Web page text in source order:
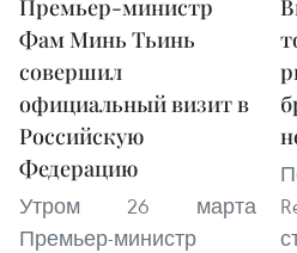
Премьер-министр
Фам Минь Тьинь
совершил
официальный визит в
Российскую
Федерацию
Утром 26 марта
Премьер-министр